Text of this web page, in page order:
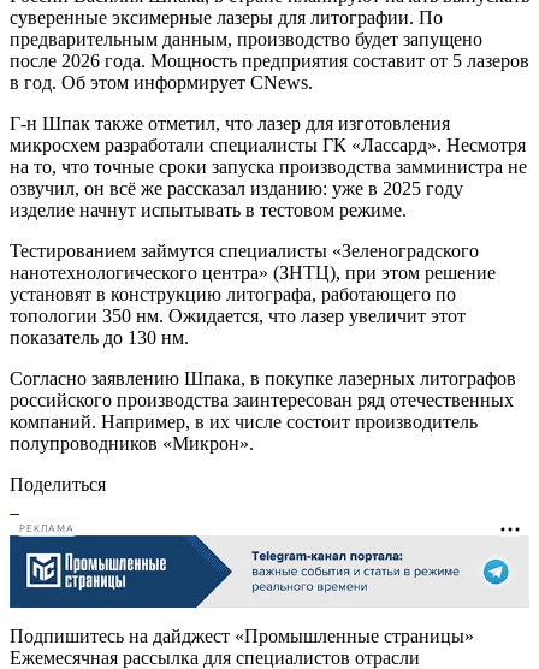
суверенные эксимерные лазеры для литографии. По
предварительным данным, производство будет запущено
после 2026 года. Мощность предприятия составит от 5 лазеров
в год. Об этом информирует CNews.
Г-н Шпак также отметил, что лазер для изготовления
микросхем разработали специалисты ГК «Лассард». Несмотря
на то, что точные сроки запуска производства замминистра не
озвучил, он всё же рассказал изданию: уже в 2025 году
изделие начнут испытывать в тестовом режиме.
Тестированием займутся специалисты «Зеленоградского
нанотехнологического центра» (ЗНТЦ), при этом решение
установят в конструкцию литографа, работающего по
топологии 350 нм. Ожидается, что лазер увеличит этот
показатель до 130 нм.
Согласно заявлению Шпака, в покупке лазерных литографов
российского производства заинтересован ряд отечественных
компаний. Например, в их числе состоит производитель
полупроводников «Микрон».
Поделиться
РЕКЛАМА
Подпишитесь на дайджест «Промышленные страницы»
Ежемесячная рассылка для специалистов отрасли